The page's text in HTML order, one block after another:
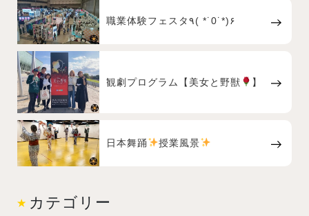
職業体験フェスタ٩( *˙0˙*)۶
観劇プログラム【美女と野獣 】
日本舞踊 授業風景
カテゴリー